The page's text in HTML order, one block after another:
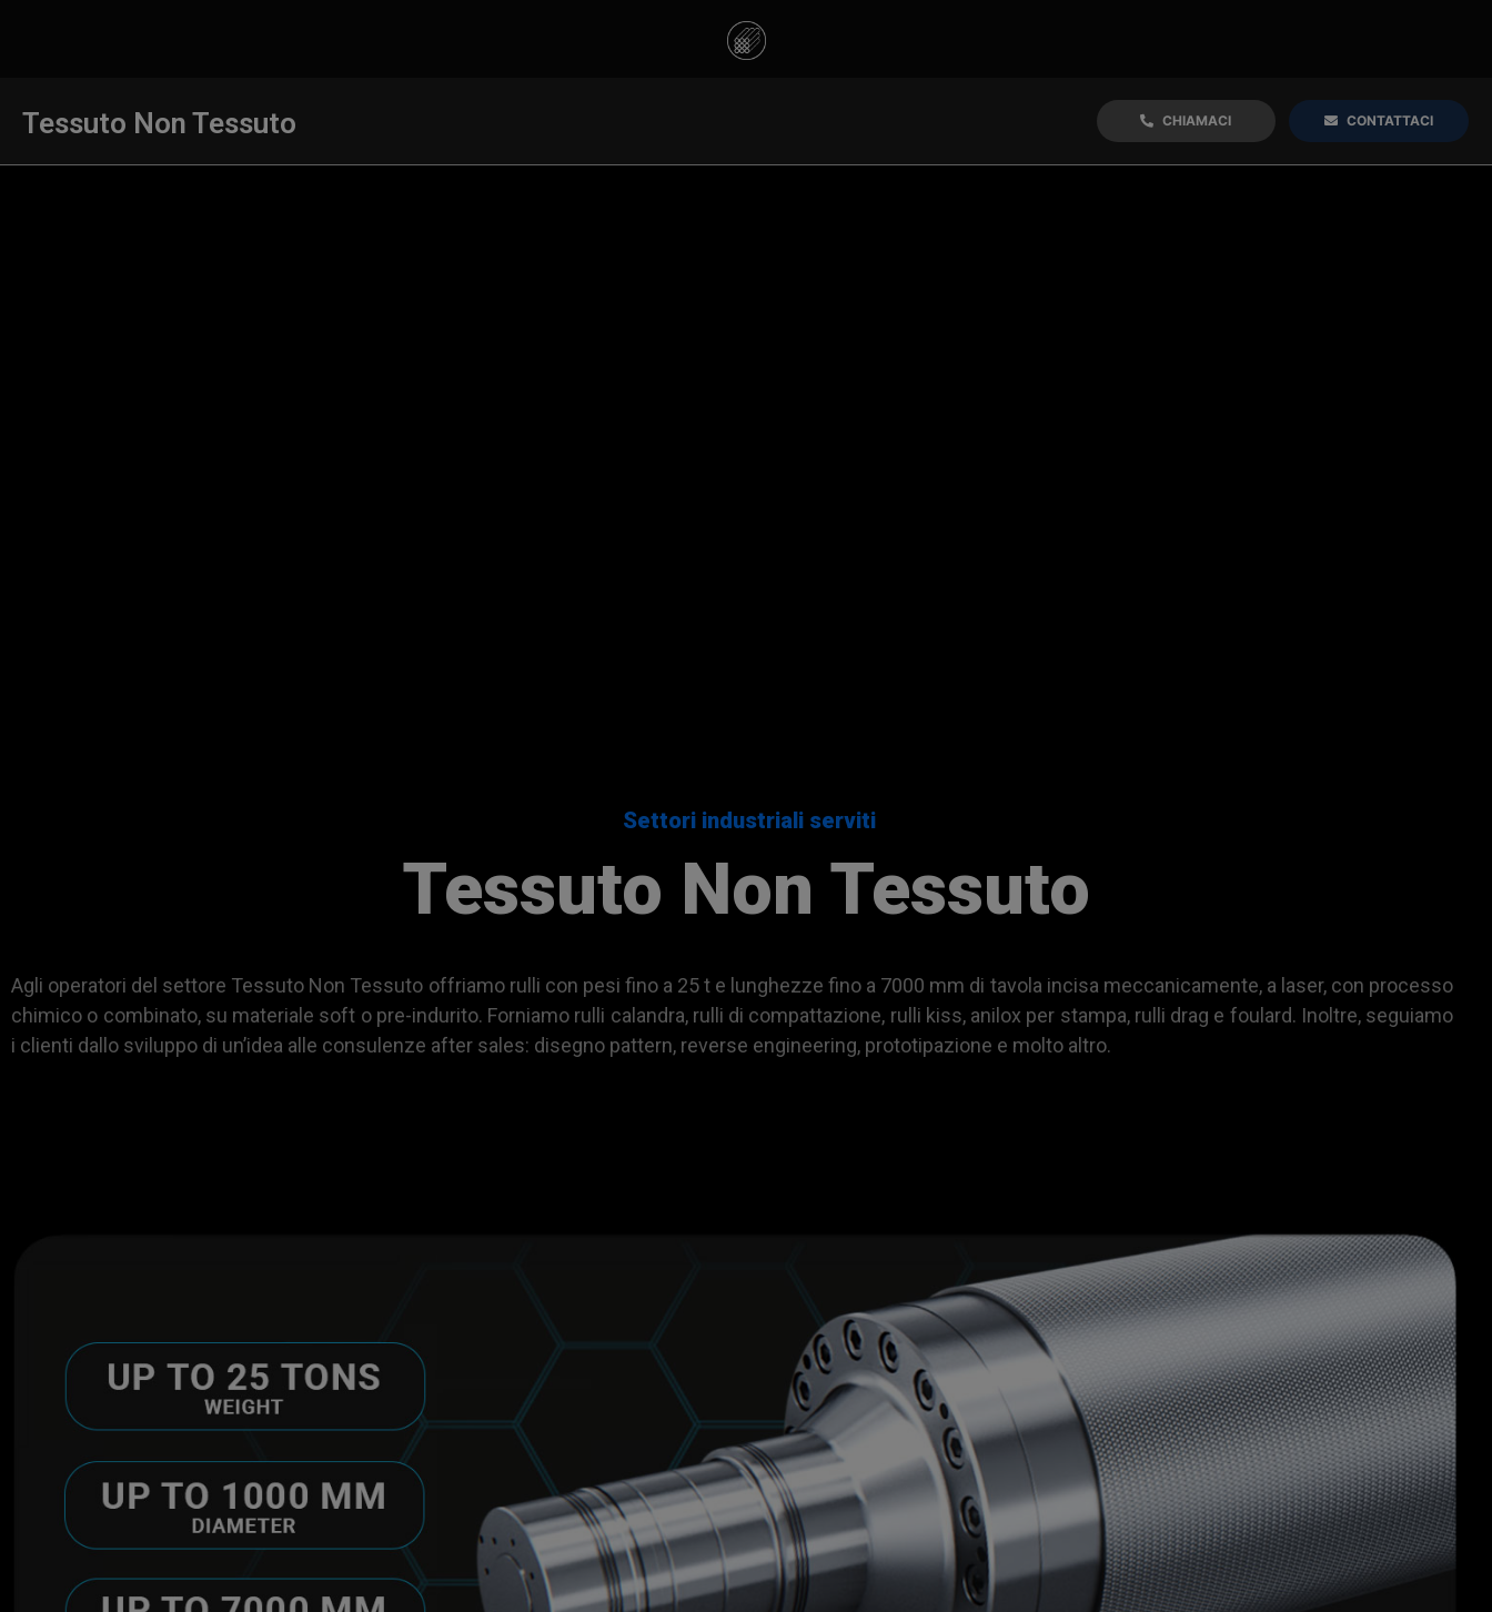
Tessuto Non Tessuto CHIAMACI CONTATTACI
Settori industriali serviti
Tessuto Non Tessuto
Agli operatori del settore Tessuto Non Tessuto offriamo rulli con pesi fino a 25 t e lunghezze fino a 7000 mm di tavola incisa meccanicamente, a laser, con processo
chimico o combinato, su materiale soft o pre-indurito. Forniamo rulli calandra, rulli di compattazione, rulli kiss, anilox per stampa, rulli drag e foulard. Inoltre, seguiamo
i clienti dallo sviluppo di un’idea alle consulenze after sales: disegno pattern, reverse engineering, prototipazione e molto altro.